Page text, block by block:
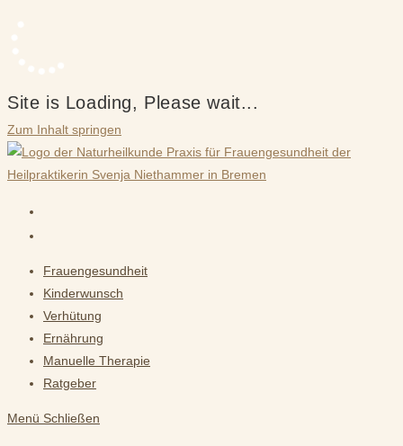
Site is Loading, Please wait...
Zum Inhalt springen
Frauengesundheit
Kinderwunsch
Verhütung
Ernährung
Manuelle Therapie
Ratgeber
Menü Schließen